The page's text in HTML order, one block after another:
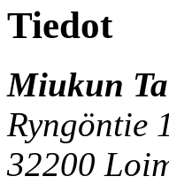
Tiedot
Miukun
Ryngöntie
32200